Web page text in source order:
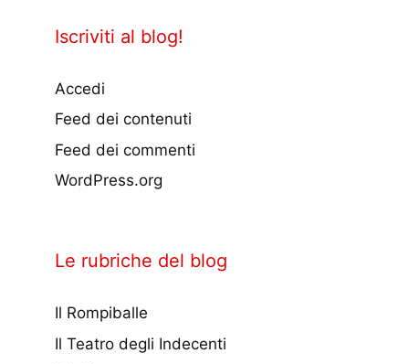
Iscriviti al blog!
Accedi
Feed dei contenuti
Feed dei commenti
WordPress.org
Le rubriche del blog
Il Rompiballe
Il Teatro degli Indecenti